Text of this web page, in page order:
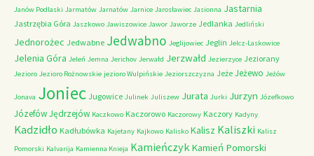
Janów Podlaski Jarmatów Jarnatów Jarnice Jarosławiec Jasionna Jastarnia
Jastrzębia Góra Jaszkowo Jawiszowice Jawor Jaworze Jedlanka Jedliński
Jednorożec Jedwabne Jedwabno Jeglijowiec Jeglin Jelcz-Laskowice
Jelenia Góra Jeleń Jemna Jerichov Jerwałd Jerzwałd Jezierzyce Jeziorany
Jezioro Jezioro Rożnowskie jezioro Wulpińskie Jeziorszczyzna Jeże Jeżewo Jeżów
Jonava Joniec Jugowice Julinek Juliszew Jurata Jurki Jurzyn Józefkowo
JózefówJędrzejów Kaczkowo Kaczorowo Kaczorowy Kaczory Kadyny
Kadzidło Kadłubówka Kajetany Kajkowo Kalisko Kalisz Kaliszki Kalisz
Pomorski Kalvarija Kamienna Knieja Kamieńczyk Kamień Pomorski